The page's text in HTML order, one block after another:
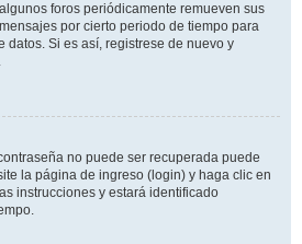
foros periódicamente remueven sus
por cierto periodo de tiempo para
datos. Si es así, registrese de nuevo y
no puede ser recuperada puede
la página de ingreso (login) y haga clic en
instrucciones y estará identificado